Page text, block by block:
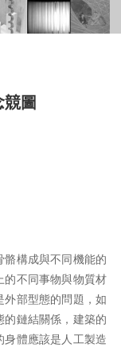
圖
構成與不同機能的
不同事物與物質材
部型態的問題，如
鏈結關係，建築的
體應該是人工製造